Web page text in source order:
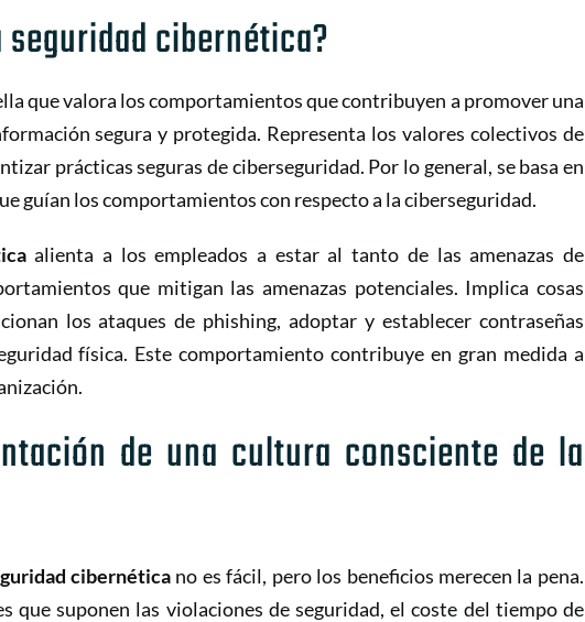
cibernética?
que valora los comportamientos que contribuyen a promover una
segura y protegida. Representa los valores colectivos de
prácticas seguras de ciberseguridad. Por lo general, se basa en
guían los comportamientos con respecto a la ciberseguridad.
alienta a los empleados a estar al tanto de las amenazas de
que mitigan las amenazas potenciales. Implica cosas
los ataques de phishing, adoptar y establecer contraseñas
física. Este comportamiento contribuye en gran medida a
de una cultura consciente de la
cibernética no es fácil, pero los beneficios merecen la pena.
que suponen las violaciones de seguridad, el coste del tiempo de